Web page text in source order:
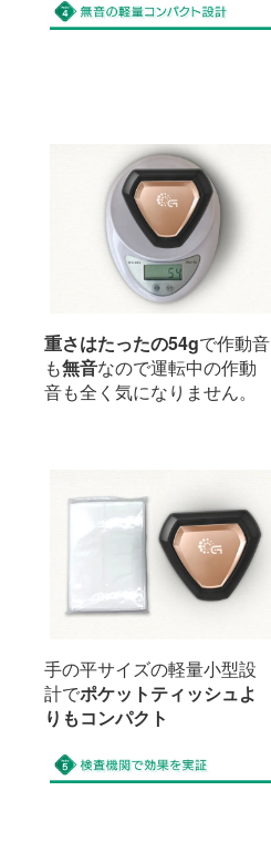
重さはたったの54gで作動音
も無音なので運転中の作動
音も全く気になりません。
手の平サイズの軽量小型設
計でポケットティッシュよ
りもコンパクト